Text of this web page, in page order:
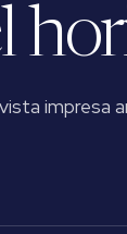
impresa